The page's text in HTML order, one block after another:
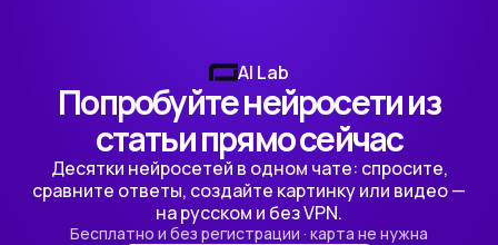
AI Lab
Попробуйте нейросети из
статьи прямо сейчас
Десятки нейросетей в одном чате: спросите,
сравните ответы, создайте картинку или видео —
на русском и без VPN.
Бесплатно и без регистрации · карта не нужна